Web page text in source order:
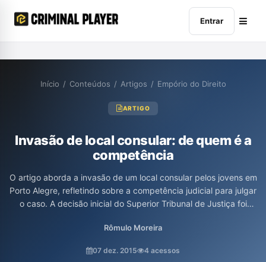
Entrar
Início / Conteúdos / Artigos / Empório do Direito
ARTIGO
Invasão de local consular: de quem é a
competência
O artigo aborda a invasão de um local consular pelos jovens em
Porto Alegre, refletindo sobre a competência judicial para julgar
o caso. A decisão inicial do Superior Tribunal de Justiça foi
processar os atos ilícitos, em virtude da proteção aos locais
ainda a relevância do interesse da União nas relações
Rômulo Moreira
07 dez. 2015 4 acessos